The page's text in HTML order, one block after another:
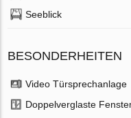
Seeblick
BESONDERHEITEN
Video Türsprechanlage
Doppelverglaste